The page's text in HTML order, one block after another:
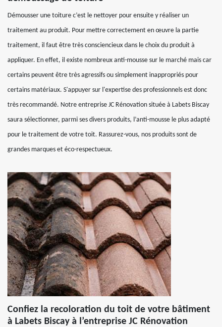
Démousser une toiture c’est le nettoyer pour ensuite y réaliser un
traitement au produit. Pour mettre correctement en œuvre la partie
traitement, il faut être très consciencieux dans le choix du produit à
appliquer. En effet, il existe nombreux anti-mousse sur le marché mais car
certains peuvent être très agressifs ou simplement inappropriés pour
certains matériaux. S'appuyer sur l'expertise des professionnels est donc
très recommandé. Notre entreprise JC Rénovation située à Labets Biscay
saura sélectionner, parmi ses divers produits, l’anti-mousse le plus adapté
pour le traitement de votre toit. Rassurez-vous, nos produits sont de
grandes marques et éco-respectueux.
Confiez la recoloration du toit de votre bâtiment
à Labets Biscay à l’entreprise JC Rénovation